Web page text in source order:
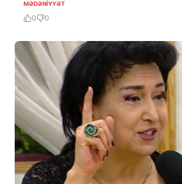
MƏDƏNIYYƏT
0 0